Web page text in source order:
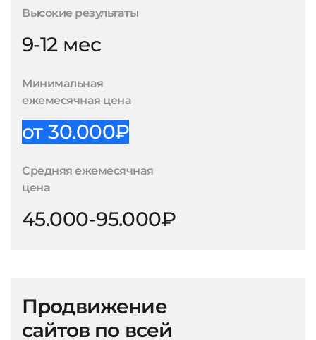
Высокие результаты
9-12 мес
Минимальная
ежемесячная цена
от 30.000₽
Средняя ежемесячная
цена
45.000-95.000₽
Продвижение
сайтов по всей